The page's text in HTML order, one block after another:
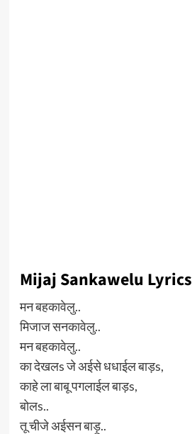
Mijaj Sankawelu Lyrics
मन बहकावेलु..
मिजाज सनकावेलु..
मन बहकावेलु..
का देखलs जे अईसे धधाईल बाड़s,
काहे ला बाबू पगलाईल बाड़s,
बोलs..
तू चीजे अईसन बाड़ू..